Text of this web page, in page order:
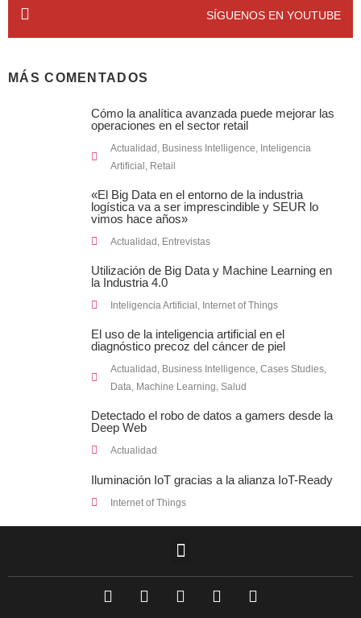
SÍGUENOS EN YOUTUBE
MÁS COMENTADOS
Cómo la analítica avanzada puede mejorar las
operaciones en el sector retail
Actualidad , Business Intelligence, Inteligencia
Artificial , Retail
«El Big Data en el entorno de la industria
logística va a ser imprescindible y SEUR lo
vimos hace años»
Actualidad , Entrevistas
Utilización de Big Data y Machine Learning en
la Industria 4.0
Inteligencia Artificial , Internet of Things
El uso de la inteligencia artificial en el
diagnóstico precoz del cáncer de piel
Actualidad , Business Intelligence, Cases Studies,
Data, Machine Learning, Salud
Detectado el robo de datos a gamers desde la
Deep Web
Actualidad
Iluminación IoT gracias a la alianza IoT-Ready
Internet of Things
F
a
L
i
T
w
I
n
Y
o